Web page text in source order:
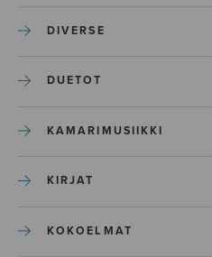
DIVERSE
DUETOT
KAMARIMUSIIKKI
KIRJAT
KOKOELMAT